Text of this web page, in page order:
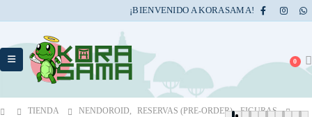
¡BIENVENIDO A KORASAMA!
0
TIENDA NENDOROID, RESERVAS (PRE-ORDER), FIGURAS